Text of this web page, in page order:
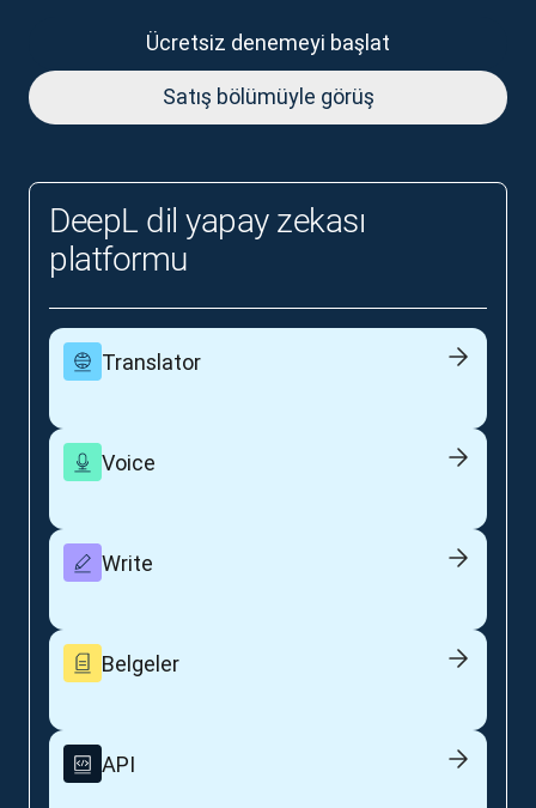
Ücretsiz denemeyi başlat
Satış bölümüyle görüş
DeepL dil yapay zekası
platformu
Translator
Voice
Write
Belgeler
API